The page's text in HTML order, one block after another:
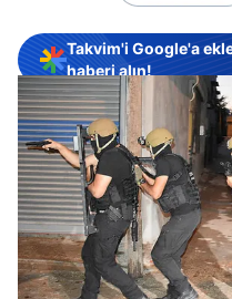
Takvim'i Google'a
haberi alın!